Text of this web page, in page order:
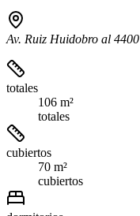
Av. Ruiz Huidobro al 4400
totales
106 m²
totales
cubiertos
70 m²
cubiertos